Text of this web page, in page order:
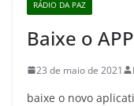
RÁDIO DA PAZ
Baixe o
23 de maio de 2021
baixe o novo